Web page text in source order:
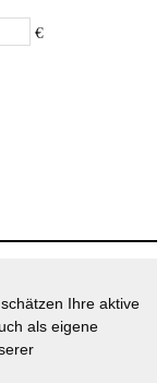
€
Ihre aktive
als eigene